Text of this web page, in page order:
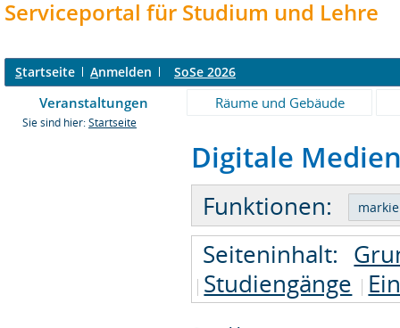
Serviceportal für Studium und Lehre
Startseite Anmelden SoSe 2026
Veranstaltungen Räume und Gebäude
Sie sind hier: Startseite
Digitale
Funktionen:
Seiteninhalt:
Studiengänge